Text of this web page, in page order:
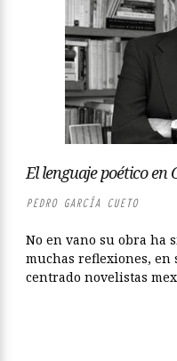
El lenguaje poético en
PEDRO GARCÍA CUETO
No en vano su obra ha
muchas reflexiones, en
centrado novelistas